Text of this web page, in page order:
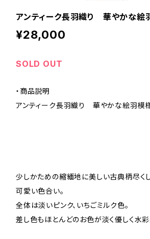
アンティーク長羽織り 華やかな
¥28,000
SOLD OUT
・商品説明
アンティーク長羽織り 華やかな絵羽模
少しかための縮緬地に美しい古典柄尽く
可愛い色合い。
全体は淡いピンク、いちごミルク色。
差し色もほとんどのお色が淡く優しく水